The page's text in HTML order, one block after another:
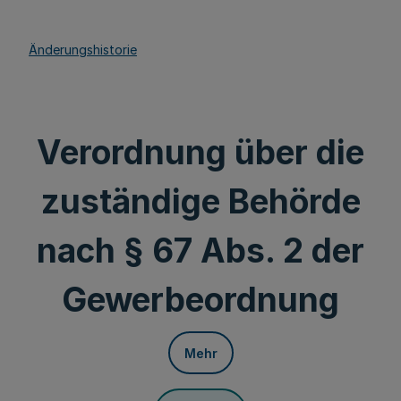
Änderungshistorie
Verordnung über die
zuständige Behörde
nach § 67 Abs. 2 der
Gewerbeordnung
Mehr